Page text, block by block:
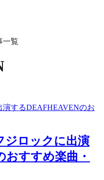
一覧
ジロックに出演
おすすめ楽曲・